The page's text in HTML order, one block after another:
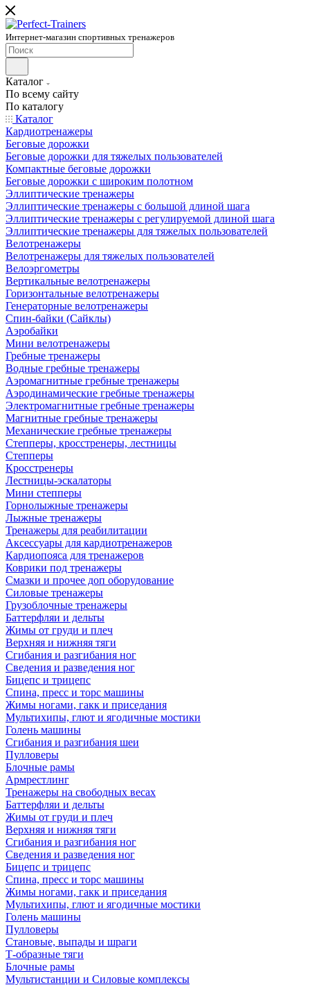
Интернет-магазин спортивных тренажеров
Каталог
По всему сайту
По каталогу
Каталог
Кардиотренажеры
Беговые дорожки
Беговые дорожки для тяжелых пользователей
Компактные беговые дорожки
Беговые дорожки с широким полотном
Эллиптические тренажеры
Эллиптические тренажеры с большой длиной шага
Эллиптические тренажеры с регулируемой длиной шага
Эллиптические тренажеры для тяжелых пользователей
Велотренажеры
Велотренажеры для тяжелых пользователей
Велоэргометры
Вертикальные велотренажеры
Горизонтальные велотренажеры
Генераторные велотренажеры
Спин-байки (Сайклы)
Аэробайки
Мини велотренажеры
Гребные тренажеры
Водные гребные тренажеры
Аэромагнитные гребные тренажеры
Аэродинамические гребные тренажеры
Электромагнитные гребные тренажеры
Магнитные гребные тренажеры
Механические гребные тренажеры
Степперы, кросстренеры, лестницы
Степперы
Кросстренеры
Лестницы-эскалаторы
Мини степперы
Горнолыжные тренажеры
Лыжные тренажеры
Тренажеры для реабилитации
Аксессуары для кардиотренажеров
Кардиопояса для тренажеров
Коврики под тренажеры
Смазки и прочее доп оборудование
Силовые тренажеры
Грузоблочные тренажеры
Баттерфляи и дельты
Жимы от груди и плеч
Верхняя и нижняя тяги
Сгибания и разгибания ног
Сведения и разведения ног
Бицепс и трицепс
Спина, пресс и торс машины
Жимы ногами, гакк и приседания
Мультихипы, глют и ягодичные мостики
Голень машины
Сгибания и разгибания шеи
Пулловеры
Блочные рамы
Армрестлинг
Тренажеры на свободных весах
Баттерфляи и дельты
Жимы от груди и плеч
Верхняя и нижняя тяги
Сгибания и разгибания ног
Сведения и разведения ног
Бицепс и трицепс
Спина, пресс и торс машины
Жимы ногами, гакк и приседания
Мультихипы, глют и ягодичные мостики
Голень машины
Пулловеры
Становые, выпады и шраги
Т-образные тяги
Блочные рамы
Мультистанции и Силовые комплексы